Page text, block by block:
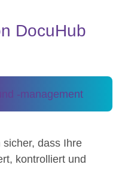
DocuHub
-management
dass Ihre
kontrolliert und